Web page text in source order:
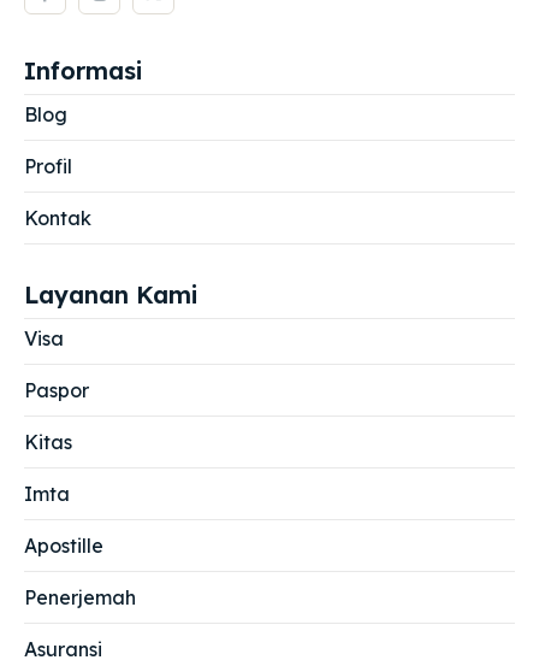
Informasi
Blog
Profil
Kontak
Layanan Kami
Visa
Paspor
Kitas
Imta
Apostille
Penerjemah
Asuransi